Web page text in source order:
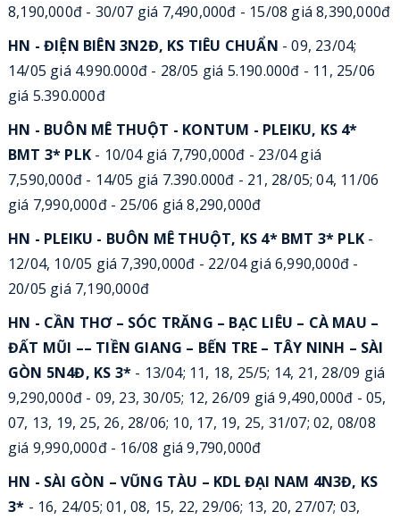
8,190,000đ - 30/07 giá 7,490,000đ - 15/08 giá 8,390,000đ
HN - ĐIỆN BIÊN 3N2Đ, KS TIÊU CHUẨN - 09, 23/04;
14/05 giá 4.990.000đ - 28/05 giá 5.190.000đ - 11, 25/06
giá 5.390.000đ
HN - BUÔN MÊ THUỘT - KONTUM - PLEIKU, KS 4*
BMT 3* PLK- 10/04 giá 7,790,000đ - 23/04 giá
7,590,000đ - 14/05 giá 7.390.000đ - 21, 28/05; 04, 11/06
giá 7,990,000đ - 25/06 giá 8,290,000đ
HN - PLEIKU - BUÔN MÊ THUỘT, KS 4* BMT 3* PLK-
12/04, 10/05 giá 7,390,000đ - 22/04 giá 6,990,000đ -
20/05 giá 7,190,000đ
HN - CẦN THƠ – SÓC TRĂNG – BẠC LIÊU – CÀ MAU –
ĐẤT MŨI –– TIỀN GIANG – BẾN TRE – TÂY NINH – SÀI
GÒN 5N4Đ, KS 3*- 13/04; 11, 18, 25/5; 14, 21, 28/09 giá
9,290,000đ - 09, 23, 30/05; 12, 26/09 giá 9,490,000đ - 05,
07, 13, 19, 25, 26, 28/06; 10, 17, 19, 25, 31/07; 02, 08/08
giá 9,990,000đ - 16/08 giá 9,790,000đ
HN - SÀI GÒN – VŨNG TÀU – KDL ĐẠI NAM 4N3Đ, KS
3* - 16, 24/05; 01, 08, 15, 22, 29/06; 13, 20, 27/07; 03,